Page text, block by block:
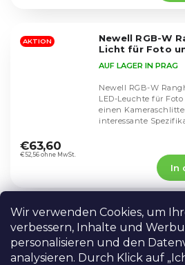
Wir verwenden Cookies, um
verbessern, Inhalte und
personalisieren und den
analysieren. Durch Klick auf
Sternen.
AKTION
Newell RGB-W
Licht für Foto
durchschnittliche
Produktbewertung
von
5
Sternen.
AUF LAGER IN PRAG
€52,56 ohne MwSt.
€63,60
In
Newell RGB-W
LED-Leuchte für
einen
interessante
LED-Licht mit
Časovač 4/8/12
AUF LAGER IN PRAG